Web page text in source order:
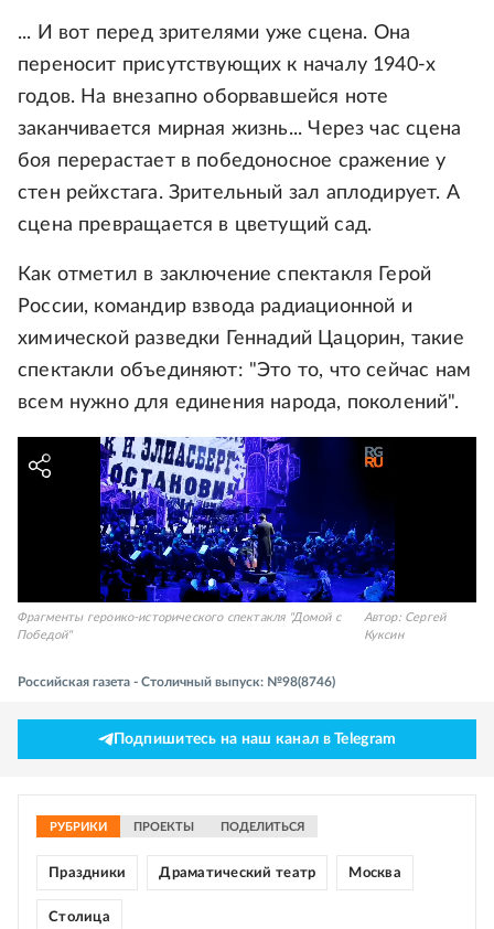
... И вот перед зрителями уже сцена. Она
переносит присутствующих к началу 1940-х
годов. На внезапно оборвавшейся ноте
заканчивается мирная жизнь... Через час сцена
боя перерастает в победоносное сражение у
стен рейхстага. Зрительный зал аплодирует. А
сцена превращается в цветущий сад.
Как отметил в заключение спектакля Герой
России, командир взвода радиационной и
химической разведки Геннадий Цацорин, такие
спектакли объединяют: "Это то, что сейчас нам
всем нужно для единения народа, поколений".
Фрагменты героико-исторического спектакля "Домой с
Победой"
Автор: Сергей
Куксин
Российская газета - Столичный выпуск: №98(8746)
Подпишитесь на наш канал в Telegram
РУБРИКИ ПРОЕКТЫ ПОДЕЛИТЬСЯ
Праздники Драматический театр Москва
Столица